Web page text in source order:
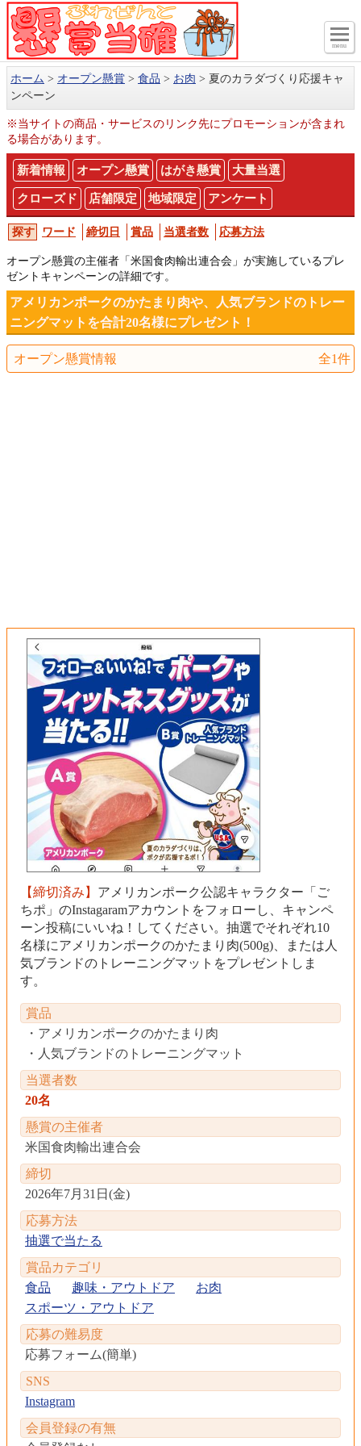
menu
ホーム オープン懸賞 食品 お肉
夏のカラダづくり応援キャ
ンペーン
※当サイトの商品・サービスのリンク先にプロモーションが含まれ
る場合があります。
新着情報 オープン懸賞 はがき懸賞 大量当選
クローズド 店舗限定 地域限定 アンケート
ワード 締切日 賞品 当選者数 応募方法
オープン懸賞の主催者「米国食肉輸出連合会」が実施しているプレ
ゼントキャンペーンの詳細です。
アメリカンポークのかたまり肉や、人気ブランドのトレー
ニングマットを合計20名様にプレゼント！
オープン懸賞情報 全1件
【締切済み】 アメリカンポーク公認キャラクター「ご
ちポ」のInstagaramアカウントをフォローし、キャンペ
ーン投稿にいいね！してください。抽選でそれぞれ10
名様にアメリカンポークのかたまり肉(500g)、または人
気ブランドのトレーニングマットをプレゼントしま
す。
賞品
アメリカンポークのかたまり肉
人気ブランドのトレーニングマット
当選者数
20名
懸賞の主催者
米国食肉輸出連合会
締切
2026年7月31日(金)
応募方法
抽選で当たる
賞品カテゴリ
食品
趣味・アウトドア
お肉
スポーツ・アウトドア
応募の難易度
応募フォーム(簡単)
SNS
Instagram
会員登録の有無